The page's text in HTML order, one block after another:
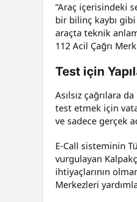
“Araç içerisindeki
bir bilinç kaybı gibi
araçta teknik
112 Acil Çağrı
Test için
Asılsız çağrılara
test etmek için
ve sadece gerçek
E-Call sisteminin
vurgulayan
ihtiyaçlarının
Merkezleri